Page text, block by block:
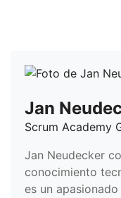
Jan
Scrum Academy
Jan Neudecker
conocimiento
es un